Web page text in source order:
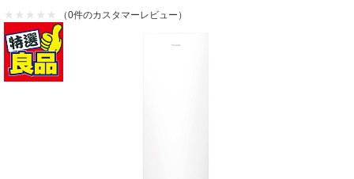
（0件のカスタマーレビュー）